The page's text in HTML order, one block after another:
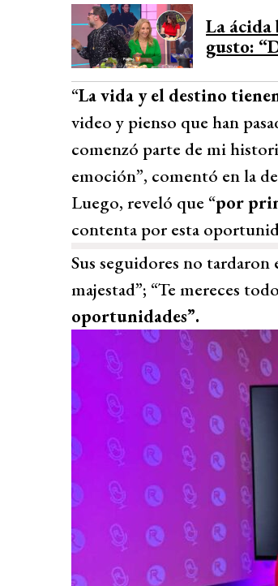
La ácida
gusto:
“La vida y el destino
video y pienso que han
comenzó parte de mi
emoción”, comentó en la
Luego, reveló que “por
contenta por esta
Sus seguidores no
majestad”; “Te mereces
oportunidades”.